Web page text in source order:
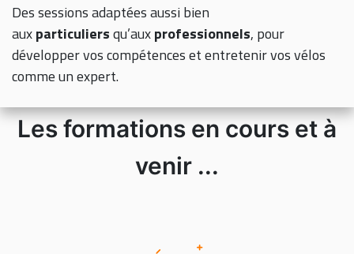
Des sessions adaptées aussi bien
auxparticuliersqu’auxprofessionnels, pour
développer vos compétences et entretenir vos vélos
comme un expert.
Les formations en cours et à
venir ...